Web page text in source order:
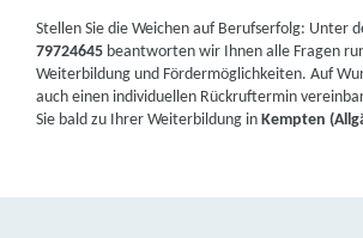
Stellen Sie die Weichen auf Berufserfolg: Unter
79724645 beantworten wir Ihnen alle Fragen
Weiterbildung und Fördermöglichkeiten. Auf
auch einen individuellen Rückruftermin
Sie bald zu Ihrer Weiterbildung inKempten